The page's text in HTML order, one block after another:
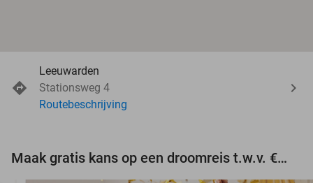
Leeuwarden
Stationsweg 4
Routebeschrijving
Maak gratis kans op een droomreis t.w.v. €3.000!